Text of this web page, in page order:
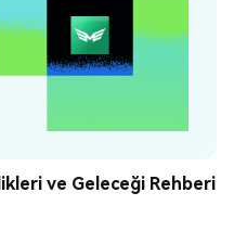
ve Geleceği Rehberi